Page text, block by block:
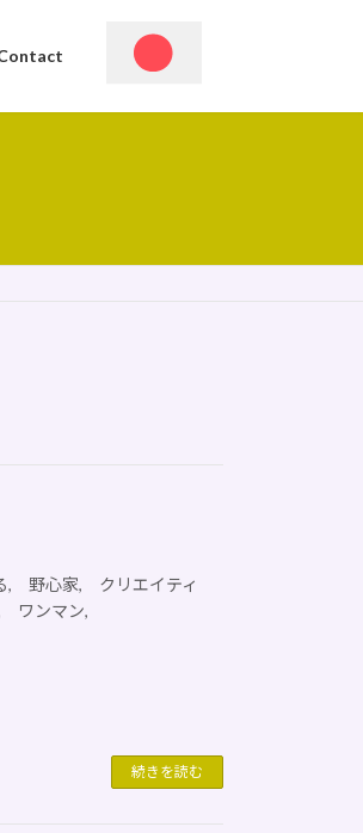
, 野心家, クリエイティ
ワンマン,
続きを読む